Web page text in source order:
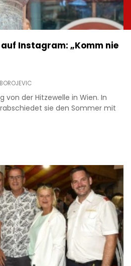
Instagram: „Komm nie
von der Hitzewelle in Wien. In
sie den Sommer mit